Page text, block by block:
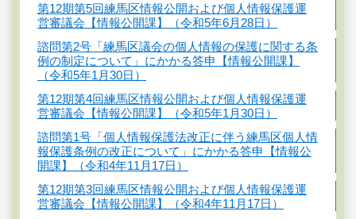
第12期第5回練馬区情報公開および個人情報保護運
営審議会【情報公開課】（令和5年6月28日）
諮問第2号「練馬区議会の個人情報の保護に関する条
例の制定について」にかかる答申【情報公開課】
（令和5年1月30日）
第12期第4回練馬区情報公開および個人情報保護運
営審議会【情報公開課】（令和5年1月30日）
諮問第1号「個人情報保護法改正に伴う練馬区個人情
報保護条例の改正について」にかかる答申【情報公
開課】（令和4年11月17日）
第12期第3回練馬区情報公開および個人情報保護運
営審議会【情報公開課】（令和4年11月17日）